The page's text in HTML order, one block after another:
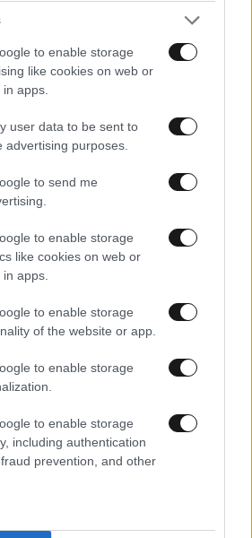
to enable storage
like cookies on web or
apps.
user data to be sent to
advertising purposes.
to send me
to enable storage
like cookies on web or
apps.
to enable storage
of the website or app.
to enable storage
to enable storage
including authentication
prevention, and other